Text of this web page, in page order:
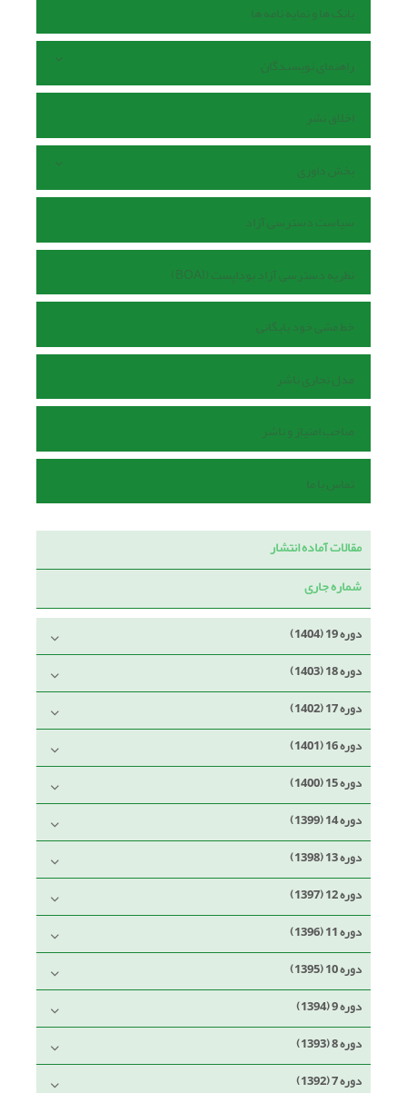
بانک ها و نمایه نامه ها
راهنمای نویسندگان
اخلاق نشر
بخش داوری
سیاست دسترسی آزاد
نظریه دسترسی آزاد بوداپست (BOAI)
خط مشی خود بایگانی
مدل تجاری ناشر
صاحب امتیاز و ناشر
تماس با ما
مقالات آماده انتشار
شماره جاری
دوره 19 (1404)
دوره 18 (1403)
دوره 17 (1402)
دوره 16 (1401)
دوره 15 (1400)
دوره 14 (1399)
دوره 13 (1398)
دوره 12 (1397)
دوره 11 (1396)
دوره 10 (1395)
دوره 9 (1394)
دوره 8 (1393)
دوره 7 (1392)